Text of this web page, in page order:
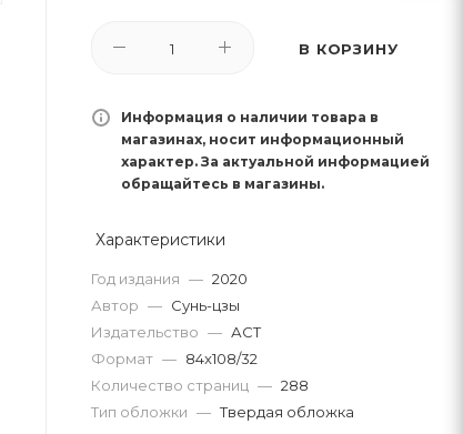
В КОРЗИНУ
Информация о наличии товара в
магазинах, носит информационный
характер. За актуальной информацией
обращайтесь в магазины.
Характеристики
Год издания — 2020
Автор — Сунь-цзы
Издательство — АСТ
Формат — 84x108/32
Количество страниц — 288
Тип обложки — Твердая обложка